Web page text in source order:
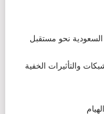
العملاق شاهين 3: قفزة السعودية نحو مستقبل
والتأثيرات الخفية